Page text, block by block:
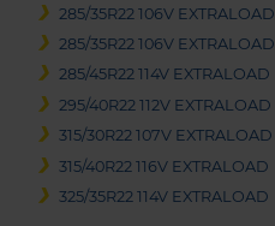
285/35R22 106V EXTRALOAD
285/35R22 106V EXTRALOAD
285/45R22 114V EXTRALOAD
295/40R22 112V EXTRALOAD
315/30R22 107V EXTRALOAD
315/40R22 116V EXTRALOAD
325/35R22 114V EXTRALOAD